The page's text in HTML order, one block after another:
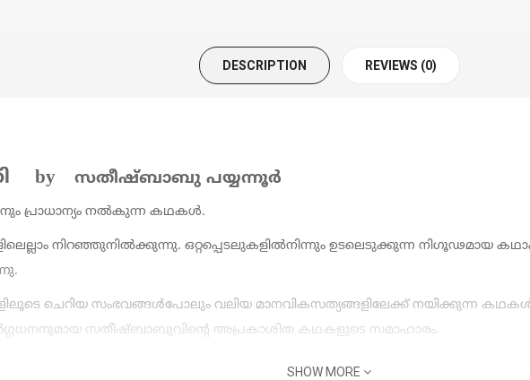
DESCRIPTION REVIEWS (0)
byസതീഷ്ബാബു പയ്യന്നൂർ
പ്രാധാന്യം നൽകുന്ന കഥകൾ.
നിറഞ്ഞുനിൽക്കുന്നു. ഒറ്റപ്പെടലുകളിൽനിന്നും ഉടലെടുക്കുന്ന നിഗൂഢമായ
ചെറിയ സംഭവങ്ങൾപോലും വലിയ മാനവികസത്യങ്ങളിലേക്ക് നയിക്കുന്ന
സതീഷ്ബാബുവിൻ്റെ അപ്രകാശിത കഥകളുടെ സമാഹാരം.
SHOW MORE